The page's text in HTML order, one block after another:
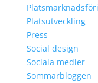
Platsutveckling
Press
Social design
Sociala medier
Sommarbloggen